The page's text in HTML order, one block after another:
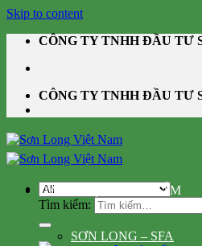
Skip to content
CÔNG TY TNHH ĐẦU TƯ
CÔNG TY TNHH ĐẦU TƯ
Tìm kiếm:
DANH MỤC SẢN PHẨM
SƠN LONG – SFA